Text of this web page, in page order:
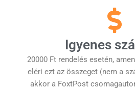
Igyenes
20000 Ft rendelés esetén,
eléri ezt az összeget (nem a
akkor a FoxtPost